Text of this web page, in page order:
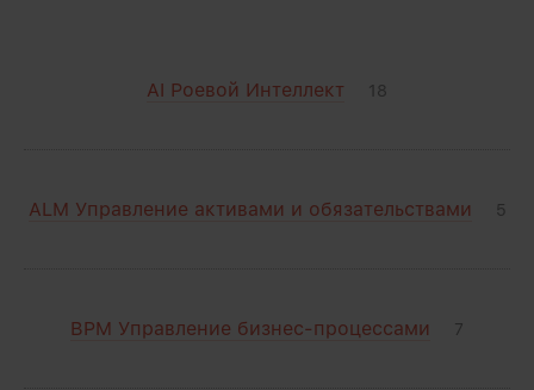
AI Роевой Интеллект 18
ALM Управление активами и обязательствами 5
BPM Управление бизнес-процессами 7